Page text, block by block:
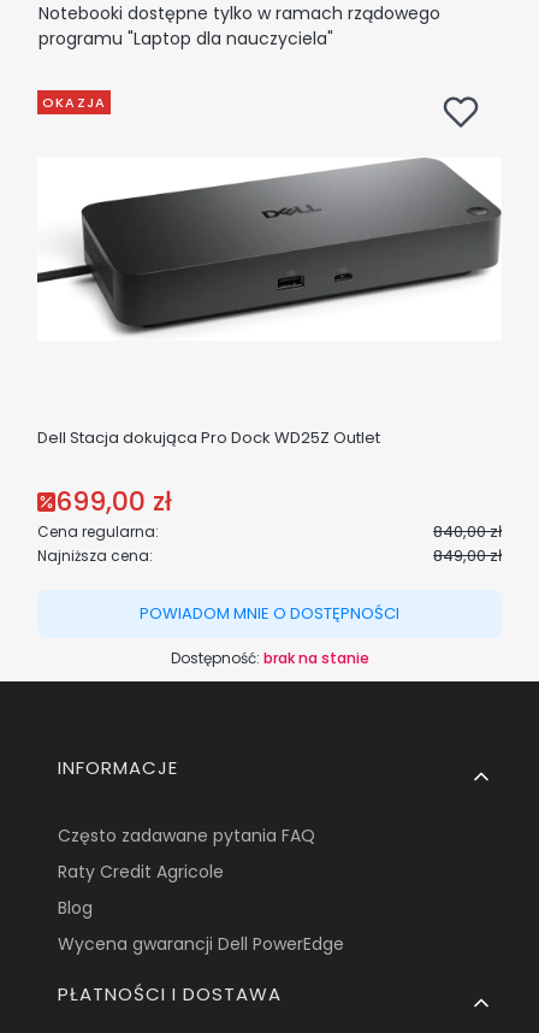
Notebooki dostępne tylko w ramach rządowego
programu "Laptop dla nauczyciela"
OKAZJA
Dell Stacja dokująca Pro Dock WD25Z Outlet
Cena promocyjna
699,00 zł
Cena regularna: 840,00 zł
Najniższa cena: 849,00 zł
POWIADOM MNIE O DOSTĘPNOŚCI
Dostępność: brak na stanie
Linki w stopce
INFORMACJE
Często zadawane pytania FAQ
Raty Credit Agricole
Blog
Wycena gwarancji Dell PowerEdge
PŁATNOŚCI I DOSTAWA